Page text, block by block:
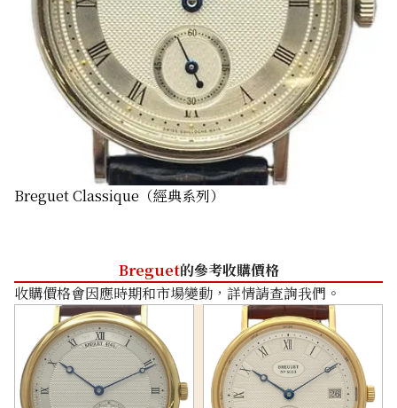
Breguet Classique（經典系列）
Breguet的參考收購價格
收購價格會因應時期和市場變動，詳情請查詢我們。